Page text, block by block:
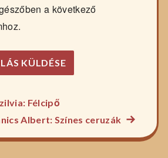
a következő
Félcipő
Albert: Színes ceruzák
főzelék